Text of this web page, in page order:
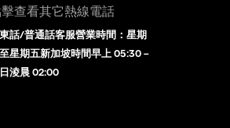
查看其它熱線電話
話/普通話客服營業時間：星期
星期五新加坡時間早上 05:30 –
淩晨 02:00